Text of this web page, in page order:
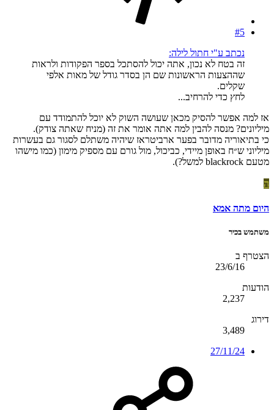
#5
נכתב ע"י חתול לילה:
זה בטח לא נכון, אתה יכול להסתכל בספר הפקודות ולראות
שההצעות הראשונות שם הן בסדר גודל של מאות אלפי
שקלים.
לחץ כדי להרחיב...
אז למה אפשר להסיק מכאן שעושה השוק לא יוכל להתמודד עם
מיליונים? מנסה להבין למה אתה אומר את זה (מניח שאתה צודק).
כי בתיאוריה מדובר בפער ארביטראז שיהיה משתלם לסגור גם בעשרות
מיליוני ש״ח באופן מיידי, כביכול, מול גורם עם מספיק מימון (כמו מישהו
מטעם blackrock למשל?).
ה
היום מתה אמא
משתמש בכיר
הצטרף ב
23/6/16
הודעות
2,237
דירוג
3,489
27/11/24